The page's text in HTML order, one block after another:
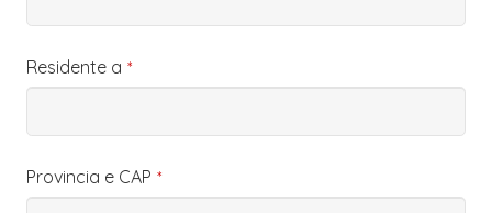
Residente a *
Provincia e CAP *